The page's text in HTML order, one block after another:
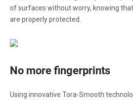
of surfaces without worry, knowing
are properly protected.
No more fingerprints
Using innovative Tora-Smooth